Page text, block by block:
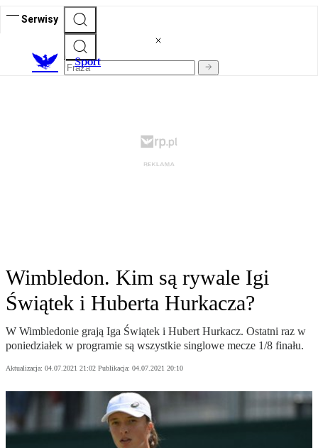
Serwisy
Sport
Wimbledon. Kim są rywale Igi
Świątek i Huberta Hurkacza?
W Wimbledonie grają Iga Świątek i Hubert Hurkacz. Ostatni raz w
poniedziałek w programie są wszystkie singlowe mecze 1/8 finału.
Aktualizacja: 04.07.2021 21:02 Publikacja: 04.07.2021 20:10